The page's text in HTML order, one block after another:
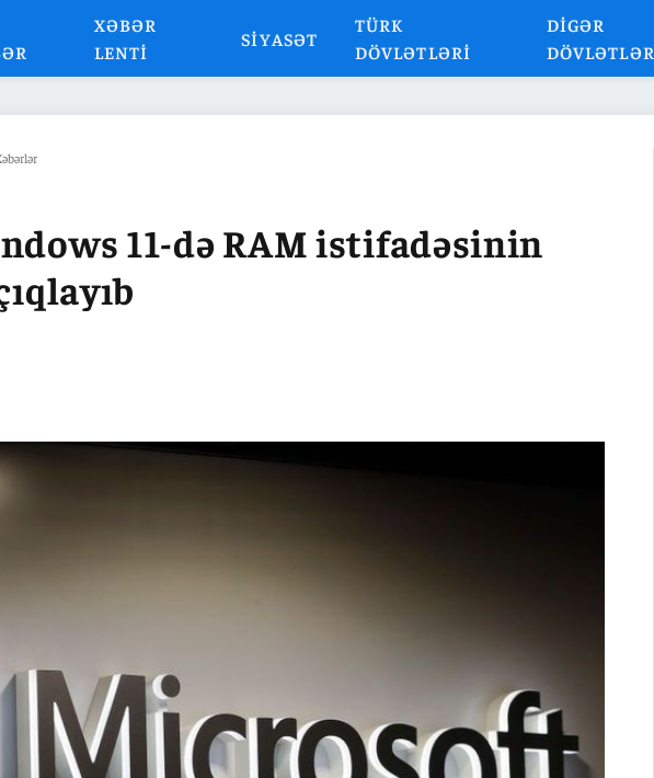
XƏBƏR
LENTI
SIYASƏT
TÜRK
DÖVLƏTLƏRI
DIGƏR
DÖVLƏTLƏR
11-də RAM istifadəsinin